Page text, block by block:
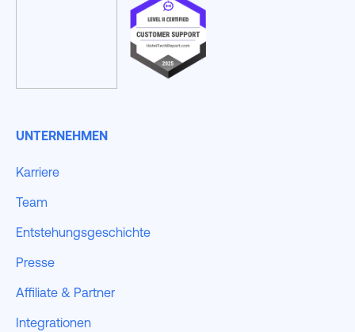
UNTERNEHMEN
Karriere
Team
Entstehungsgeschichte
Presse
Affiliate & Partner
Integrationen